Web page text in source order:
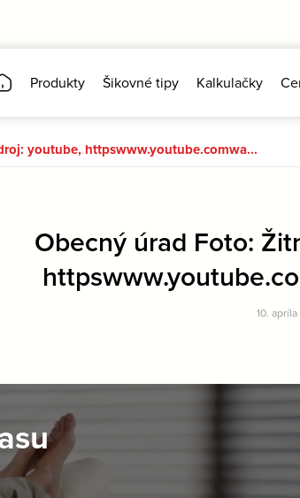
Produkty Šikovné tipy Kalkulačky
youtube, httpswww.youtube.comwa...
Obecný úrad Foto:
10.